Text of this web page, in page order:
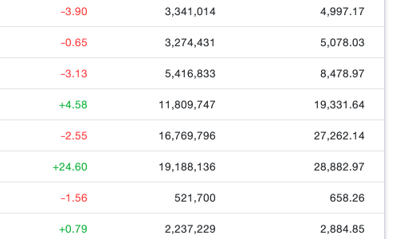
-3.90 3,341,014
4,997.17
-0.65 3,274,431
5,078.03
-3.13 5,416,833
8,478.97
+4.58 11,809,747
19,331.64
-2.55 16,769,796
27,262.14
+24.60 19,188,136
28,882.97
-1.56 521,700
658.26
+0.79 2,237,229
2,884.85